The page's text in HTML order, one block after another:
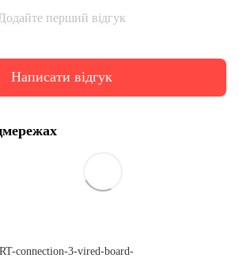
Додайте перший відгук
Написати відгук
connection-3-vired-board-